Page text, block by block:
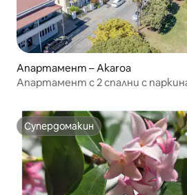
Апартамент – Akaroa
Апартамент с 2 спални с
Супердомакин
Супердомакин